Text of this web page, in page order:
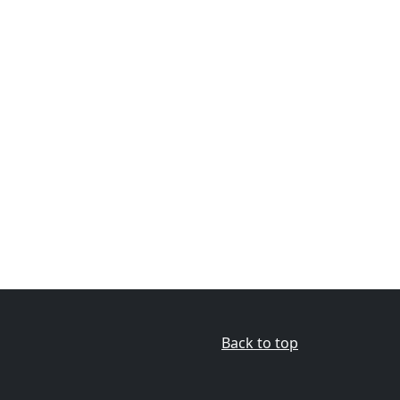
Back to top